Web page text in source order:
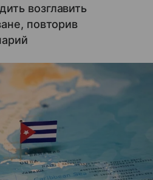
возглавить
повторив